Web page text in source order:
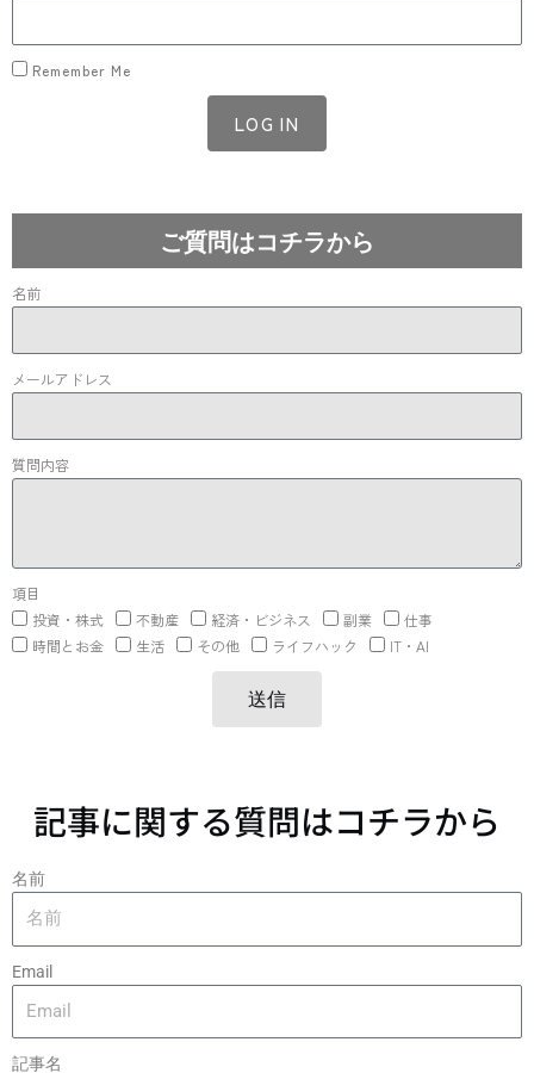
Remember Me
LOG IN
ご質問はコチラから
名前
メールアドレス
質問内容
項目
投資・株式
不動産 経済・ビジネス 副業
仕事
時間とお金
生活 その他 ライフハック IT・AI
送信
記事に関する質問はコチラから
名前
Email
記事名